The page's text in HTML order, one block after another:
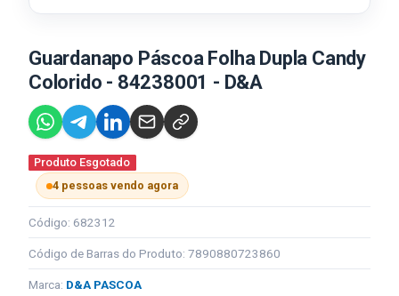
Guardanapo Páscoa Folha Dupla Candy
Colorido - 84238001 - D&A
Produto Esgotado
4 pessoas vendo agora
Código: 682312
Código de Barras do Produto: 7890880723860
Marca: D&A PASCOA